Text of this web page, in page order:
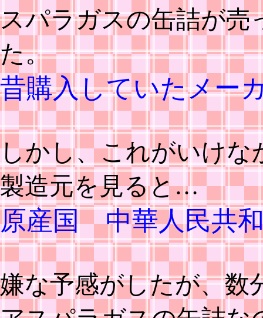
スパラガスの缶詰が売
た。
昔購入していたメー
しかし、これがいけな
製造元を見ると…
原産国 中華人民共
嫌な予感がしたが、数